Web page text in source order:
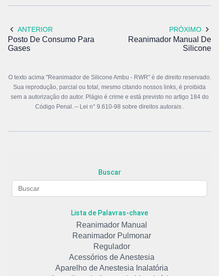
ANTERIOR
Posto De Consumo Para
Gases
PRÓXIMO
Reanimador Manual De
Silicone
O texto acima "Reanimador de Silicone Ambu - RWR" é de direito reservado.
Sua reprodução, parcial ou total, mesmo citando nossos links, é proibida
sem a autorização do autor. Plágio é crime e está previsto no artigo 184 do
Código Penal. – Lei n° 9.610-98 sobre direitos autorais .
Buscar
Lista de Palavras-chave
Reanimador Manual
Reanimador Pulmonar
Regulador
Acessórios de Anestesia
Aparelho de Anestesia Inalatória